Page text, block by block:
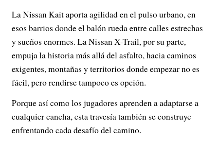
La Nissan Kait aporta agilidad en el pulso urbano, en
esos barrios donde el balón rueda entre calles estrechas
y sueños enormes. La Nissan X-Trail, por su parte,
empuja la historia más allá del asfalto, hacia caminos
exigentes, montañas y territorios donde empezar no es
fácil, pero rendirse tampoco es opción.
Porque así como los jugadores aprenden a adaptarse a
cualquier cancha, esta travesía también se construye
enfrentando cada desafío del camino.